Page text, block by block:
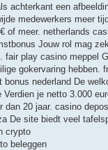
achterkant een
medewerkers meer
of meer. netherlands
Jouw rol mag
fair play casino meppel
gokervaring hebben.
bonus nederland De
Verdien je netto 3.000
dan 20 jaar. casino
De site biedt veel
crypto
beleggen